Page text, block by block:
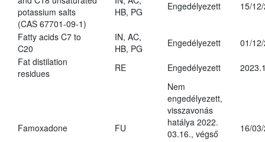
potassium salts
(CAS 67701-09-1)
HB, PG
Engedélyezett 15/
Fatty acids C7 to
C20
IN, AC,
HB, PG
Engedélyezett
01/
Fat distilation
residues
RE Engedélyezett
Famoxadone FU
Nem
engedélyezett,
visszavonás
hatálya 2022.
03.16., végső
16/